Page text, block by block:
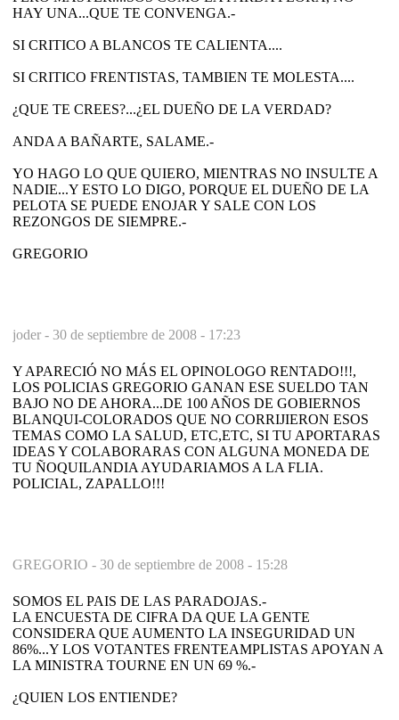
HAY UNA...QUE TE CONVENGA.-
SI CRITICO A BLANCOS TE CALIENTA....
SI CRITICO FRENTISTAS, TAMBIEN TE MOLESTA....
¿QUE TE CREES?...¿EL DUEÑO DE LA VERDAD?
ANDA A BAÑARTE, SALAME.-
YO HAGO LO QUE QUIERO, MIENTRAS NO INSULTE A
NADIE...Y ESTO LO DIGO, PORQUE EL DUEÑO DE LA
PELOTA SE PUEDE ENOJAR Y SALE CON LOS
REZONGOS DE SIEMPRE.-
GREGORIO
joder - 30 de septiembre de 2008 - 17:23
Y APARECIÓ NO MÁS EL OPINOLOGO RENTADO!!!,
LOS POLICIAS GREGORIO GANAN ESE SUELDO TAN
BAJO NO DE AHORA...DE 100 AÑOS DE GOBIERNOS
BLANQUI-COLORADOS QUE NO CORRIJIERON ESOS
TEMAS COMO LA SALUD, ETC,ETC, SI TU APORTARAS
IDEAS Y COLABORARAS CON ALGUNA MONEDA DE
TU ÑOQUILANDIA AYUDARIAMOS A LA FLIA.
POLICIAL, ZAPALLO!!!
GREGORIO - 30 de septiembre de 2008 - 15:28
SOMOS EL PAIS DE LAS PARADOJAS.-
LA ENCUESTA DE CIFRA DA QUE LA GENTE
CONSIDERA QUE AUMENTO LA INSEGURIDAD UN
86%...Y LOS VOTANTES FRENTEAMPLISTAS APOYAN A
LA MINISTRA TOURNE EN UN 69 %.-
¿QUIEN LOS ENTIENDE?